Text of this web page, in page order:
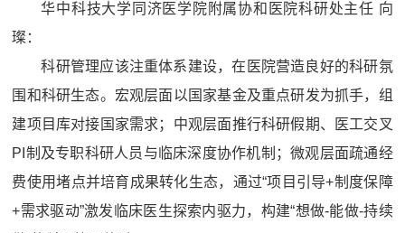
华中科技大学同济医学院附属协和医院科研处主任 向
璨：
科研管理应该注重体系建设，在医院营造良好的科研氛
围和科研生态。宏观层面以国家基金及重点研发为抓手，组
建项目库对接国家需求；中观层面推行科研假期、医工交叉
PI制及专职科研人员与临床深度协作机制；微观层面疏通经
费使用堵点并培育成果转化生态，通过“项目引导+制度保障
+需求驱动”激发临床医生探索内驱力，构建“想做-能做-持续